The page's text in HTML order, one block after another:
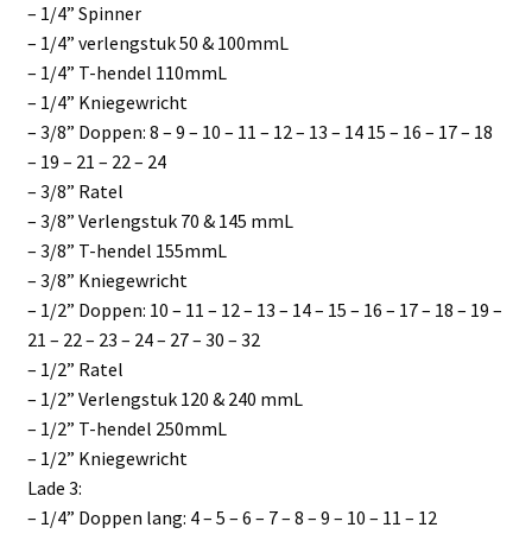
– 1/4” Spinner
– 1/4” verlengstuk 50 & 100mmL
– 1/4” T-hendel 110mmL
– 1/4” Kniegewricht
– 3/8” Doppen: 8 – 9 – 10 – 11 – 12 – 13 – 14 15 – 16 – 17 – 18
– 19 – 21 – 22 – 24
– 3/8” Ratel
– 3/8” Verlengstuk 70 & 145 mmL
– 3/8” T-hendel 155mmL
– 3/8” Kniegewricht
– 1/2” Doppen: 10 – 11 – 12 – 13 – 14 – 15 – 16 – 17 – 18 – 19 –
21 – 22 – 23 – 24 – 27 – 30 – 32
– 1/2” Ratel
– 1/2” Verlengstuk 120 & 240 mmL
– 1/2” T-hendel 250mmL
– 1/2” Kniegewricht
Lade 3:
– 1/4” Doppen lang: 4 – 5 – 6 – 7 – 8 – 9 – 10 – 11 – 12